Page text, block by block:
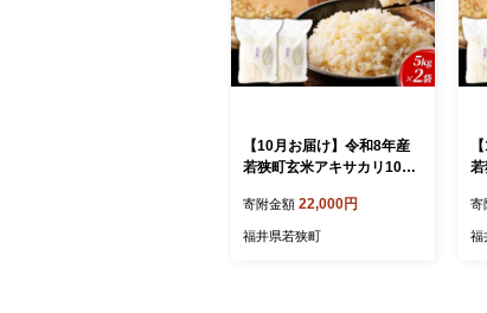
【10月お届け】令和8年産
若狭町玄米アキサカリ10kg
寄附金額 22,000円
福井県若狭町
寄
福